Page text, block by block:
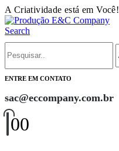
A Criatividade está em Você!
Search
ENTRE EM CONTATO
sac@eccompany.com.br
00